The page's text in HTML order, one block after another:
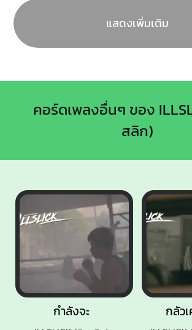
แสดงเพิ่มเติม
คอร์ดเพลงอื่นๆ ของ
สลิก)
กำลังจะ กลัว